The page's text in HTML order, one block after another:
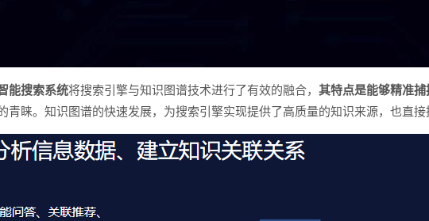
能搜索系统将搜索引擎与知识图谱技术进行了有效的融合， 其特点是能够精准
青睐。知识图谱的快速发展，为搜索引擎实现提供了高质量的知识来源，也直